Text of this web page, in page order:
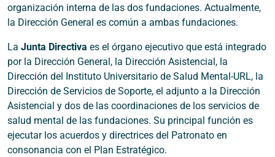
organización interna de las dos fundaciones. Actualmente,
la Dirección General es común a ambas fundaciones.
La Junta Directiva es el órgano ejecutivo que está integrado
por la Dirección General, la Dirección Asistencial, la
Dirección del Instituto Universitario de Salud Mental-URL, la
Dirección de Servicios de Soporte, el adjunto a la Dirección
Asistencial y dos de las coordinaciones de los servicios de
salud mental de las fundaciones. Su principal función es
ejecutar los acuerdos y directrices del Patronato en
consonancia con el Plan Estratégico.